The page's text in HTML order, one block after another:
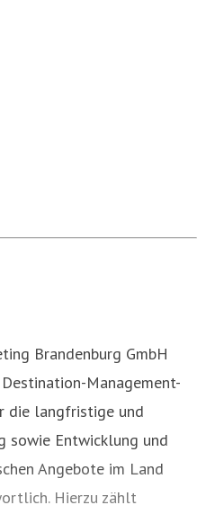
Brandenburg GmbH
Management-
die langfristige und
sowie Entwicklung und
Angebote im Land
Hierzu zählt